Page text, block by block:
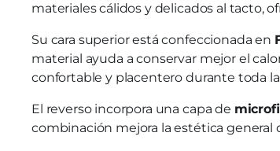
materiales cálidos y delicados al tacto,
Su cara superior está confeccionada en
material ayuda a conservar mejor el
confortable y placentero durante toda
El reverso incorpora una capa de
combinación mejora la estética